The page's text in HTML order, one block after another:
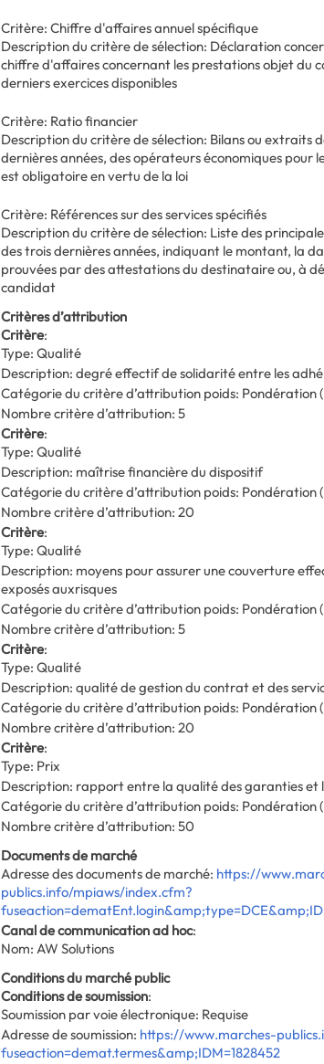
Critère: Chiffre d'affaires annuel spécifique
Description du critère de sélection: Déclaration
chiffre d'affaires concernant les prestations objet du
derniers exercices disponibles
Critère: Ratio financier
Description du critère de sélection: Bilans ou extraits
dernières années, des opérateurs économiques pour
est obligatoire en vertu de la loi
Critère: Références sur des services spécifiés
Description du critère de sélection: Liste des
des trois dernières années, indiquant le montant, la
prouvées par des attestations du destinataire ou, à
candidat
Critères d’attribution
Critère:
Type: Qualité
Description: degré effectif de solidarité entre les
Catégorie du critère d’attribution poids: Pondération
Nombre critère d’attribution: 5
Critère:
Type: Qualité
Description: maîtrise financière du dispositif
Catégorie du critère d’attribution poids: Pondération
Nombre critère d’attribution: 20
Critère:
Type: Qualité
Description: moyens pour assurer une couverture
exposés auxrisques
Catégorie du critère d’attribution poids: Pondération
Nombre critère d’attribution: 5
Critère:
Type: Qualité
Description: qualité de gestion du contrat et des
Catégorie du critère d’attribution poids: Pondération
Nombre critère d’attribution: 20
Critère:
Type: Prix
Description: rapport entre la qualité des garanties et
Catégorie du critère d’attribution poids: Pondération
Nombre critère d’attribution: 50
Documents de marché
Adresse des documents de marché: https://
publics.info/mpiaws/index.cfm?
Canal de communication ad hoc:
Nom: AW Solutions
Conditions du marché public
Conditions de soumission:
Soumission par voie électronique: Requise
Adresse de soumission: https://www.marches-
fuseaction=demat.termes&amp;IDM=1828452